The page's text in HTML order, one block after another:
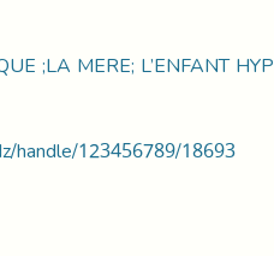
;LA MERE; L’ENFANT
handle/123456789/18693